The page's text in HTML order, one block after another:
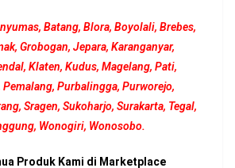
Batang, Blora, Boyolali, Brebes,
Grobogan, Jepara, Karanganyar,
Klaten, Kudus, Magelang, Pati,
Pemalang, Purbalingga, Purworejo,
Sragen, Sukoharjo, Surakarta, Tegal,
Wonogiri, Wonosobo.
Produk Kami di Marketplace